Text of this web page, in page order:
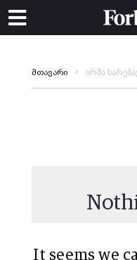
მთავარი ირმა
It seems we